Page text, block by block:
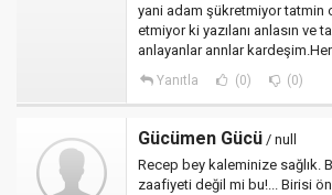
yani adam şükretmiyor tatmin
etmiyor ki yazılanı anlasın ve
anlayanlar annlar
Yanıtla (0) (0)
Gücümen Gücü / null
Recep bey kaleminize sağlık.
zaafiyeti değil mi bu!... Birisi